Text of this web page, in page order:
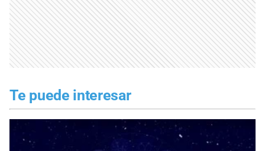
Te puede interesar